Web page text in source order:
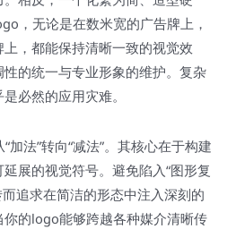
，无论是在数米宽的广告牌上，
，都能保持清晰一致的视觉效
的统一与专业形象的维护。复杂
必然的应用灾难。
加法”转向“减法”。其核心在于构建
展的视觉符号。避免陷入“图形复
追求在简洁的形态中注入深刻的
的logo能够跨越各种媒介清晰传